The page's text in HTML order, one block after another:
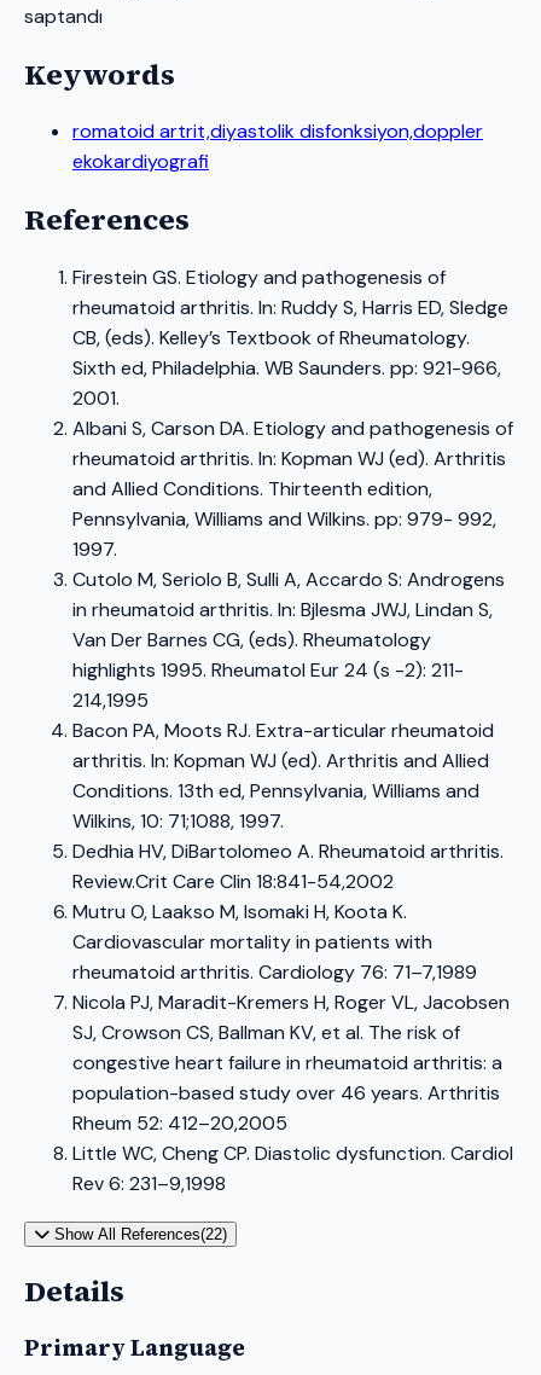
saptandı
Keywords
romatoid artrit,diyastolik disfonksiyon,doppler
ekokardiyografi
References
Firestein GS. Etiology and pathogenesis of
rheumatoid arthritis. In: Ruddy S, Harris ED, Sledge
CB, (eds). Kelley’s Textbook of Rheumatology.
Sixth ed, Philadelphia. WB Saunders. pp: 921-966,
2001.
Albani S, Carson DA. Etiology and pathogenesis of
rheumatoid arthritis. In: Kopman WJ (ed). Arthritis
and Allied Conditions. Thirteenth edition,
Pennsylvania, Williams and Wilkins. pp: 979- 992,
1997.
Cutolo M, Seriolo B, Sulli A, Accardo S: Androgens
in rheumatoid arthritis. In: Bjlesma JWJ, Lindan S,
Van Der Barnes CG, (eds). Rheumatology
highlights 1995. Rheumatol Eur 24 (s -2): 211-
214,1995
Bacon PA, Moots RJ. Extra-articular rheumatoid
arthritis. In: Kopman WJ (ed). Arthritis and Allied
Conditions. 13th ed, Pennsylvania, Williams and
Wilkins, 10: 71;1088, 1997.
Dedhia HV, DiBartolomeo A. Rheumatoid arthritis.
Review.Crit Care Clin 18:841-54,2002
Mutru O, Laakso M, Isomaki H, Koota K.
Cardiovascular mortality in patients with
rheumatoid arthritis. Cardiology 76: 71–7,1989
Nicola PJ, Maradit-Kremers H, Roger VL, Jacobsen
SJ, Crowson CS, Ballman KV, et al. The risk of
congestive heart failure in rheumatoid arthritis: a
population-based study over 46 years. Arthritis
Rheum 52: 412–20,2005
Little WC, Cheng CP. Diastolic dysfunction. Cardiol
Rev 6: 231–9,1998
Show All References(22)
Details
Primary Language